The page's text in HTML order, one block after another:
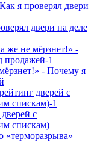
двери на деле
- Почему я
с
спискам)